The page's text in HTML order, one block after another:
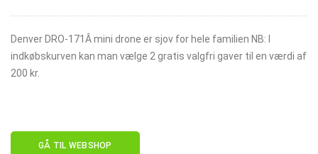
Denver DRO-171Â mini drone er sjov for hele familien NB: I
indkøbskurven kan man vælge 2 gratis valgfri gaver til en værdi af
200 kr.
GÅ TIL WEBSHOP